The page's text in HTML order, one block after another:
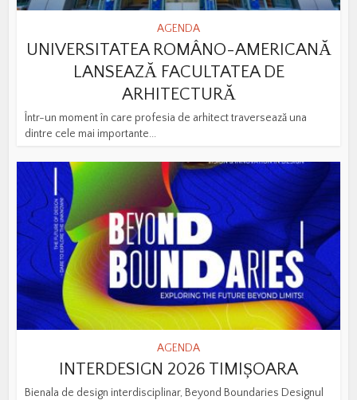
AGENDA
UNIVERSITATEA ROMÂNO-AMERICANĂ
LANSEAZĂ FACULTATEA DE
ARHITECTURĂ
Într-un moment în care profesia de arhitect traversează una
dintre cele mai importante...
AGENDA
INTERDESIGN 2026 TIMIȘOARA
Bienala de design interdisciplinar, Beyond Boundaries Designul